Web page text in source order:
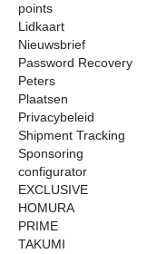
points
Lidkaart
Nieuwsbrief
Password Recovery
Peters
Plaatsen
Privacybeleid
Shipment Tracking
Sponsoring
configurator
EXCLUSIVE
HOMURA
PRIME
TAKUMI